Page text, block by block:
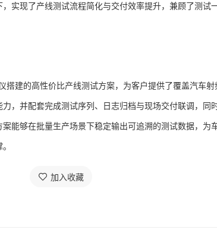
实现了产线测试流程简化与交付效率提升，兼顾了测试
搭建的高性价比产线测试方案，为客户提供了覆盖汽车
，并配套完成测试序列、日志归档与现场交付联调，同
能够在批量生产场景下稳定输出可追溯的测试数据，为
加入收藏